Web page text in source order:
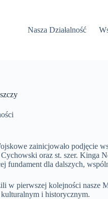
Nasza Działalność
zainicjowało podjęcie
oraz st. szer. Kinga
fundament dla dalszych,
w pierwszej kolejności nasze
i historycznym.